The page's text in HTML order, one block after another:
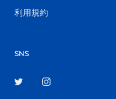
利用規約
SNS